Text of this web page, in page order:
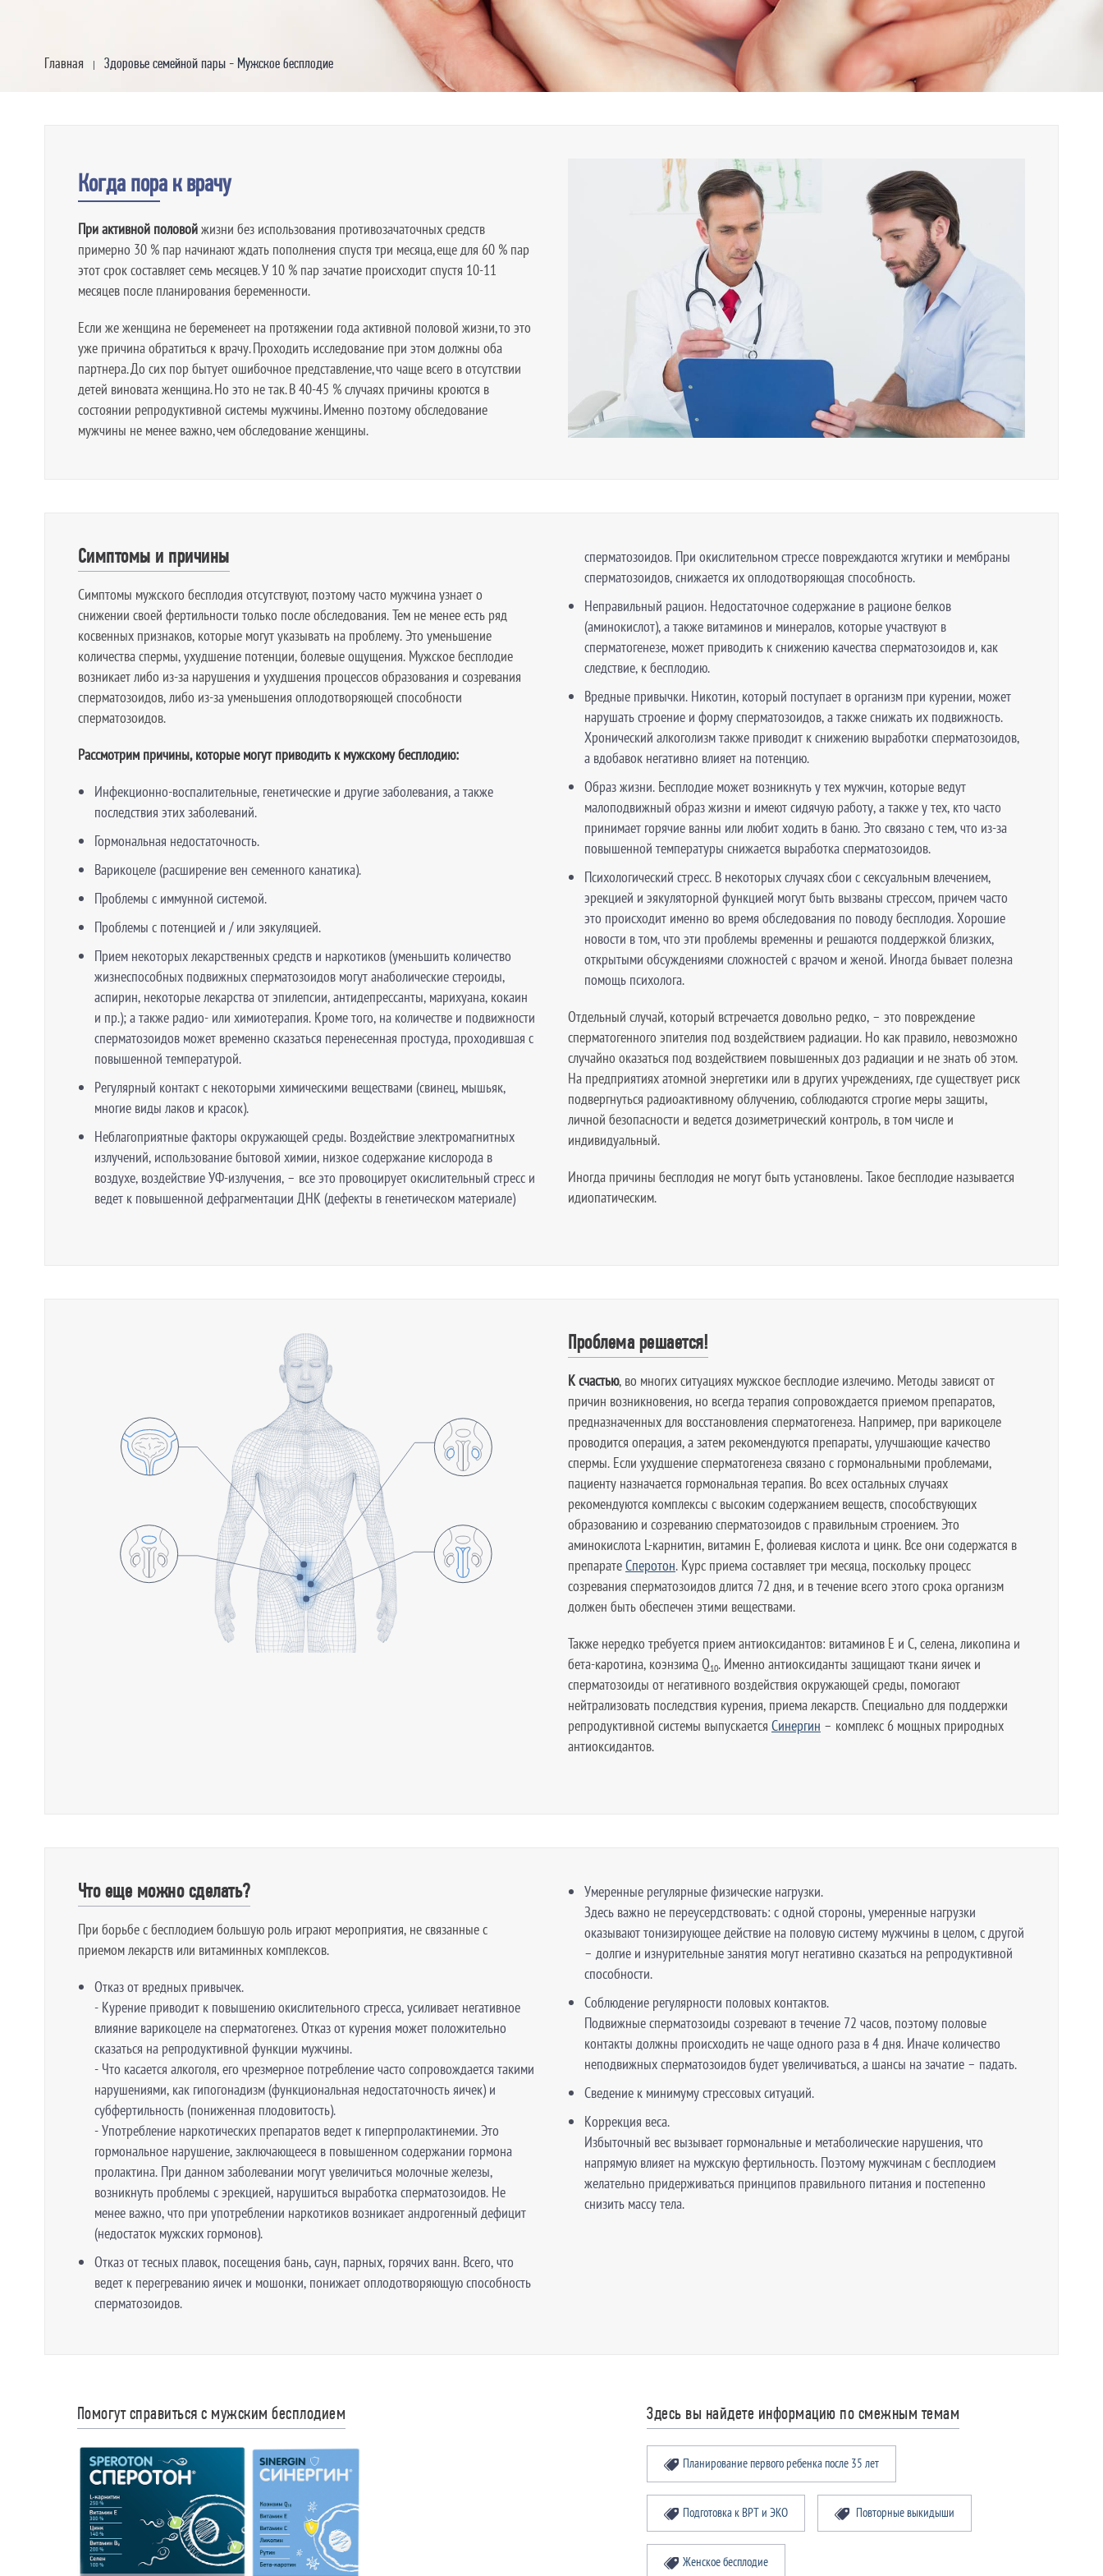
Главная Здоровье семейной пары - Мужское бесплодие
Когда пора к врачу
При активной половойжизни без использования противозачаточных средств
примерно 30 % пар начинают ждать пополнения спустя три месяца, еще для 60 % пар
этот срок составляет семь месяцев. У 10 % пар зачатие происходит спустя 10-11
месяцев после планирования беременности.
Если же женщина не беременеет на протяжении года активной половой жизни, то это
уже причина обратиться к врачу. Проходить исследование при этом должны оба
партнера. До сих пор бытует ошибочное представление, что чаще всего в отсутствии
детей виновата женщина. Но это не так. В 40-45 % случаях причины кроются в
состоянии репродуктивной системы мужчины. Именно поэтому обследование
мужчины не менее важно, чем обследование женщины.
Симптомы и причины
Симптомы мужского бесплодия отсутствуют, поэтому часто мужчина узнает о
снижении своей фертильности только после обследования. Тем не менее есть ряд
косвенных признаков, которые могут указывать на проблему. Это уменьшение
количества спермы, ухудшение потенции, болевые ощущения. Мужское бесплодие
возникает либо из-за нарушения и ухудшения процессов образования и созревания
сперматозоидов, либо из-за уменьшения оплодотворяющей способности
сперматозоидов.
Рассмотрим причины, которые могут приводить к мужскому бесплодию:
Инфекционно-воспалительные, генетические и другие заболевания, а также
последствия этих заболеваний.
Гормональная недостаточность.
Варикоцеле (расширение вен семенного канатика).
Проблемы с иммунной системой.
Проблемы с потенцией и / или эякуляцией.
Прием некоторых лекарственных средств и наркотиков (уменьшить количество
жизнеспособных подвижных сперматозоидов могут анаболические стероиды,
аспирин, некоторые лекарства от эпилепсии, антидепрессанты, марихуана, кокаин
и пр.); а также радио- или химиотерапия. Кроме того, на количестве и подвижности
сперматозоидов может временно сказаться перенесенная простуда, проходившая с
повышенной температурой.
Регулярный контакт с некоторыми химическими веществами (свинец, мышьяк,
многие виды лаков и красок).
Неблагоприятные факторы окружающей среды. Воздействие электромагнитных
излучений, использование бытовой химии, низкое содержание кислорода в
воздухе, воздействие УФ-излучения, – все это провоцирует окислительный стресс и
ведет к повышенной дефрагментации ДНК (дефекты в генетическом материале)
сперматозоидов. При окислительном стрессе повреждаются жгутики и мембраны
сперматозоидов, снижается их оплодотворяющая способность.
Неправильный рацион. Недостаточное содержание в рационе белков
(аминокислот), а также витаминов и минералов, которые участвуют в
сперматогенезе, может приводить к снижению качества сперматозоидов и, как
следствие, к бесплодию.
Вредные привычки. Никотин, который поступает в организм при курении, может
нарушать строение и форму сперматозоидов, а также снижать их подвижность.
Хронический алкоголизм также приводит к снижению выработки сперматозоидов,
а вдобавок негативно влияет на потенцию.
Образ жизни. Бесплодие может возникнуть у тех мужчин, которые ведут
малоподвижный образ жизни и имеют сидячую работу, а также у тех, кто часто
принимает горячие ванны или любит ходить в баню. Это связано с тем, что из-за
повышенной температуры снижается выработка сперматозоидов.
Психологический стресс. В некоторых случаях сбои с сексуальным влечением,
эрекцией и эякуляторной функцией могут быть вызваны стрессом, причем часто
это происходит именно во время обследования по поводу бесплодия. Хорошие
новости в том, что эти проблемы временны и решаются поддержкой близких,
открытыми обсуждениями сложностей с врачом и женой. Иногда бывает полезна
помощь психолога.
Отдельный случай, который встречается довольно редко, – это повреждение
сперматогенного эпителия под воздействием радиации. Но как правило, невозможно
случайно оказаться под воздействием повышенных доз радиации и не знать об этом.
На предприятиях атомной энергетики или в других учреждениях, где существует риск
подвергнуться радиоактивному облучению, соблюдаются строгие меры защиты,
личной безопасности и ведется дозиметрический контроль, в том числе и
индивидуальный.
Иногда причины бесплодия не могут быть установлены. Такое бесплодие называется
идиопатическим.
Проблема решается!
К счастью, во многих ситуациях мужское бесплодие излечимо. Методы зависят от
причин возникновения, но всегда терапия сопровождается приемом препаратов,
предназначенных для восстановления сперматогенеза. Например, при варикоцеле
проводится операция, а затем рекомендуются препараты, улучшающие качество
спермы. Если ухудшение сперматогенеза связано с гормональными проблемами,
пациенту назначается гормональная терапия. Во всех остальных случаях
рекомендуются комплексы с высоким содержанием веществ, способствующих
образованию и созреванию сперматозоидов с правильным строением. Это
аминокислота L-карнитин, витамин Е, фолиевая кислота и цинк. Все они содержатся в
препаратеСперотон. Курс приема составляет три месяца, поскольку процесс
созревания сперматозоидов длится 72 дня, и в течение всего этого срока организм
должен быть обеспечен этими веществами.
Также нередко требуется прием антиоксидантов: витаминов Е и С, селена, ликопина и
бета-каротина, коэнзима Q10. Именно антиоксиданты защищают ткани яичек и
сперматозоиды от негативного воздействия окружающей среды, помогают
нейтрализовать последствия курения, приема лекарств. Специально для поддержки
репродуктивной системы выпускается Синергин – комплекс 6 мощных природных
антиоксидантов.
Что еще можно сделать?
При борьбе с бесплодием большую роль играют мероприятия, не связанные с
приемом лекарств или витаминных комплексов.
Отказ от вредных привычек.
- Курение приводит к повышению окислительного стресса, усиливает негативное
влияние варикоцеле на сперматогенез. Отказ от курения может положительно
сказаться на репродуктивной функции мужчины.
- Что касается алкоголя, его чрезмерное потребление часто сопровождается такими
нарушениями, как гипогонадизм (функциональная недостаточность яичек) и
субфертильность (пониженная плодовитость).
- Употребление наркотических препаратов ведет к гиперпролактинемии. Это
гормональное нарушение, заключающееся в повышенном содержании гормона
пролактина. При данном заболевании могут увеличиться молочные железы,
возникнуть проблемы с эрекцией, нарушиться выработка сперматозоидов. Не
менее важно, что при употреблении наркотиков возникает андрогенный дефицит
(недостаток мужских гормонов).
Отказ от тесных плавок, посещения бань, саун, парных, горячих ванн. Всего, что
ведет к перегреванию яичек и мошонки, понижает оплодотворяющую способность
сперматозоидов.
Умеренные регулярные физические нагрузки.
Здесь важно не переусердствовать: с одной стороны, умеренные нагрузки
оказывают тонизирующее действие на половую систему мужчины в целом, с другой
– долгие и изнурительные занятия могут негативно сказаться на репродуктивной
способности.
Соблюдение регулярности половых контактов.
Подвижные сперматозоиды созревают в течение 72 часов, поэтому половые
контакты должны происходить не чаще одного раза в 4 дня. Иначе количество
неподвижных сперматозоидов будет увеличиваться, а шансы на зачатие – падать.
Сведение к минимуму стрессовых ситуаций.
Коррекция веса.
Избыточный вес вызывает гормональные и метаболические нарушения, что
напрямую влияет на мужскую фертильность. Поэтому мужчинам с бесплодием
желательно придерживаться принципов правильного питания и постепенно
снизить массу тела.
Помогут справиться с мужским бесплодием Здесь вы найдете информацию по смежным темам
Планирование первого ребенка после 35 лет
Подготовка к ВРТ и ЭКО Повторные выкидыши
Женское бесплодие